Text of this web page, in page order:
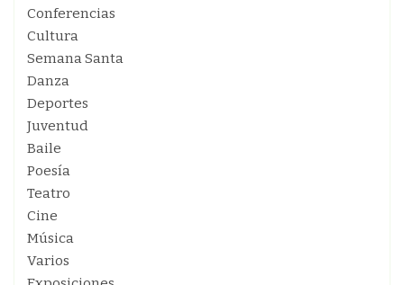
Conferencias
Cultura
Semana Santa
Danza
Deportes
Juventud
Baile
Poesía
Teatro
Cine
Música
Varios